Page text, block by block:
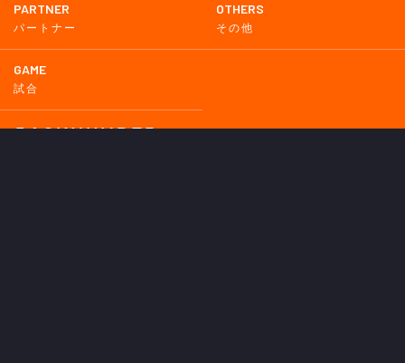
PARTNER
パートナー
OTHERS
その他
GAME
試合
BACKNUMBER